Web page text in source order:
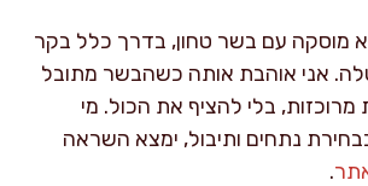
מוסקה עם בשר טחון, בדרך כלל בקר
אני אוהבת אותה כשהבשר מתובל
מרוכזות, בלי להציף את הכול. מי
נתחים ותיבול, ימצא השראה
.